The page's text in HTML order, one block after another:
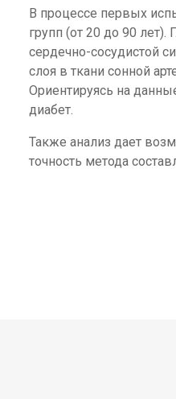
В процессе первых
групп (от 20 до 90
сердечно-сосудистой
слоя в ткани сонной
Ориентируясь на
диабет.
Также анализ дает
точность метода